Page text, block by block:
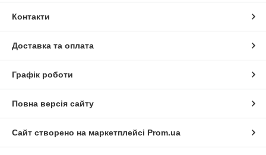
Контакти
Доставка та оплата
Графік роботи
Повна версія сайту
Сайт створено на маркетплейсі Prom.ua